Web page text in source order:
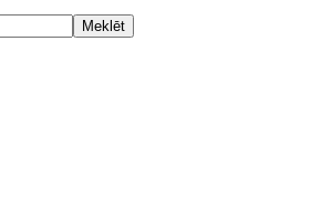
Meklēt